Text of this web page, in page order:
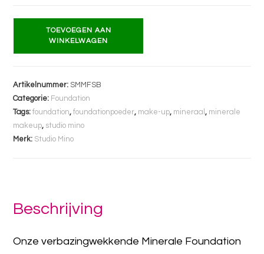
TOEVOEGEN AAN
WINKELWAGEN
Artikelnummer: SMMFSB
Categorie: Foundation
Tags:foundation,foundationpoeder, make-up, mineraal, minerale
makeup, studio mino
Merk: Studio Mino
Beschrijving
Onze verbazingwekkende Minerale Foundation